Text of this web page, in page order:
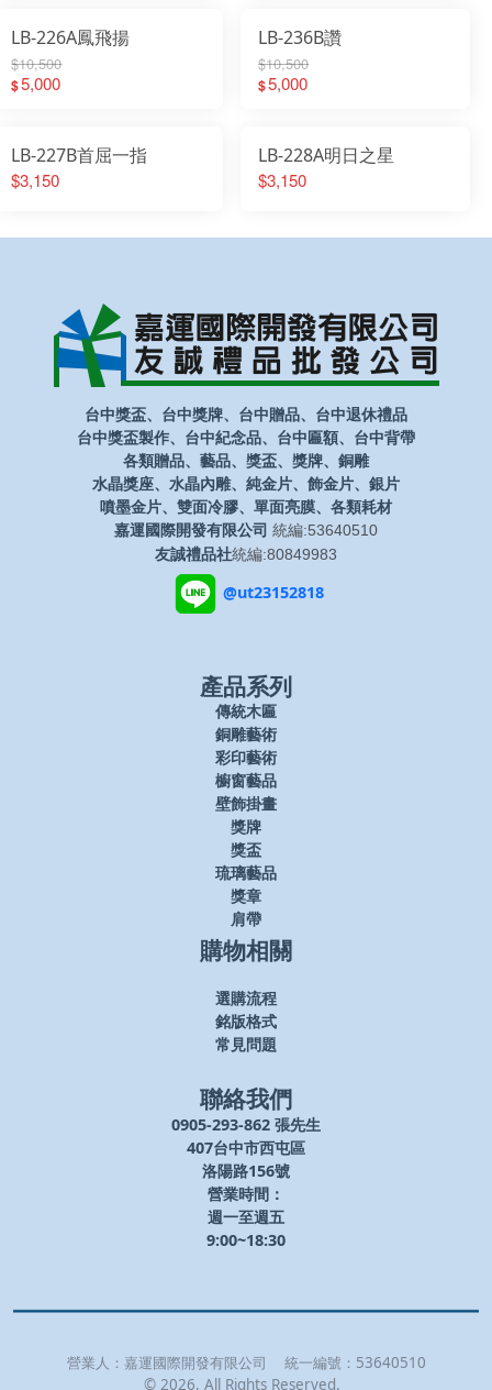
LB-226A鳳飛揚
$10,500
$5,000
LB-236B讚
$10,500
$5,000
LB-227B首屈一指
$3,150
LB-228A明日之星
$3,150
台中獎盃、台中獎牌、台中贈品、台中退休禮品
台中獎盃製作、台中紀念品、台中匾額、台中背帶
各類贈品、藝品、獎盃、獎牌、銅雕
水晶獎座、水晶內雕、純金片、飾金片、銀片
噴墨金片、雙面冷膠、單面亮膜、各類耗材
嘉運國際開發有限公司 統編:53640510
友誠禮品社統編:80849983
@ut23152818
產品系列
傳統木匾
銅雕藝術
彩印藝術
櫥窗藝品
壁飾掛畫
獎牌
獎盃
琉璃藝品
獎章
肩帶
購物相關
選購流程
銘版格式
常見問題
聯絡我們
0905-293-862 張先生
407台中市西屯區
洛陽路156號
營業時間：
週一至週五
9:00~18:30
營業人： 嘉運國際開發有限公司 統一編號： 53640510
© 2026, All Rights Reserved.